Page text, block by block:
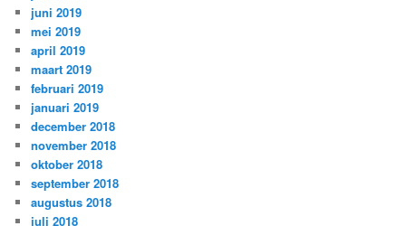
juni 2019
mei 2019
april 2019
maart 2019
februari 2019
januari 2019
december 2018
november 2018
oktober 2018
september 2018
augustus 2018
juli 2018